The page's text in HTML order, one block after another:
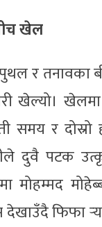
खेल
र तनावका
खेल्यो।
र दोस्रो
दुवै पटक
मोहम्मद
फिफा